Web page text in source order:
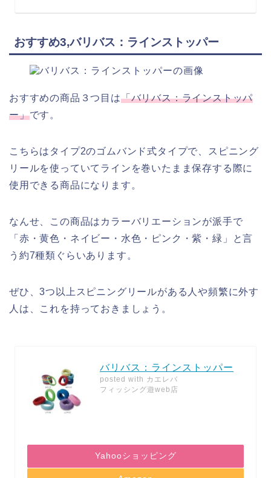
おすすめ3,バリバス：ラインストッパー
おすすめの商品３つ目は「バリバス：ラインストッパ
ー」です。
こちらはタイプ2のゴムバンド式タイプで、スピニング
リールを使っていてラインを巻いたまま保存する際に
使用できる商品になります。
なんせ、この商品はカラーバリエーションが派手で
「赤・黄色・ネイビー・水色・ピンク・紫・緑」と言
う約7種類ぐらいあります。
ぜひ、3つ以上スピニングリールがある人や頻繁に外す
人は、これを持っておきましょう。
バリバス：ラインストッパー
posted with カエレバ
フィッシング遊web店
Yahooショッピング